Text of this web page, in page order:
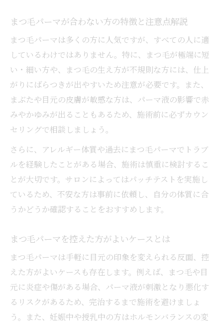
まつ毛パーマが合わない方の特徴と注意点解説
まつ毛パーマは多くの方に人気ですが、すべての人に適
しているわけではありません。特に、まつ毛が極端に短
い・細い方や、まつ毛の生え方が不規則な方には、仕上
がりにばらつきが出やすいため注意が必要です。また、
まぶたや目元の皮膚が敏感な方は、パーマ液の影響で赤
みやかゆみが出ることもあるため、施術前に必ずカウン
セリングで相談しましょう。
さらに、アレルギー体質や過去にまつ毛パーマでトラブ
ルを経験したことがある場合、施術は慎重に検討するこ
とが大切です。サロンによってはパッチテストを実施し
ているため、不安な方は事前に依頼し、自分の体質に合
うかどうか確認することをおすすめします。
まつ毛パーマを控えた方がよいケースとは
まつ毛パーマは手軽に目元の印象を変えられる反面、控
えた方がよいケースも存在します。例えば、まつ毛や目
元に炎症や傷がある場合、パーマ液が刺激となり悪化す
るリスクがあるため、完治するまで施術を避けましょ
う。また、妊娠中や授乳中の方はホルモンバランスの変